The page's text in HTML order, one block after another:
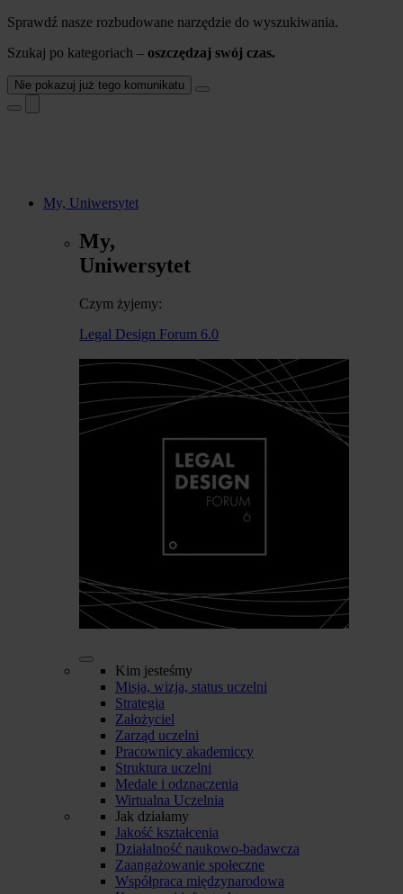
Sprawdź nasze rozbudowane narzędzie do wyszukiwania.
Szukaj po kategoriach – oszczędzaj swój czas.
Nie pokazuj już tego komunikatu
My, Uniwersytet
My,
Uniwersytet
Czym żyjemy:
Legal Design Forum 6.0
Kim jesteśmy
Misja, wizja, status uczelni
Strategia
Założyciel
Zarząd uczelni
Pracownicy akademiccy
Struktura uczelni
Medale i odznaczenia
Wirtualna Uczelnia
Jak działamy
Jakość kształcenia
Działalność naukowo-badawcza
Zaangażowanie społeczne
Współpraca międzynarodowa